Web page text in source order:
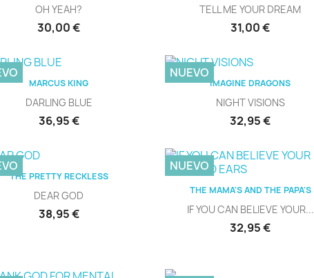
OH YEAH?
Precio
30,00 €
TELL ME YOUR DREAM
Precio
31,00 €
Vista rápida
MARCUS KING
DARLING BLUE
Precio
36,95 €
Vista rápida
IMAGINE DRAGONS
NIGHT VISIONS
Precio
32,95 €
NUEVO
Vista rápida
THE PRETTY RECKLESS
DEAR GOD
Precio
38,95 €
Vista rápida
THE MAMA'S AND THE PAPA'S
IF YOU CAN BELIEVE YOUR...
Precio
32,95 €
NUEVO